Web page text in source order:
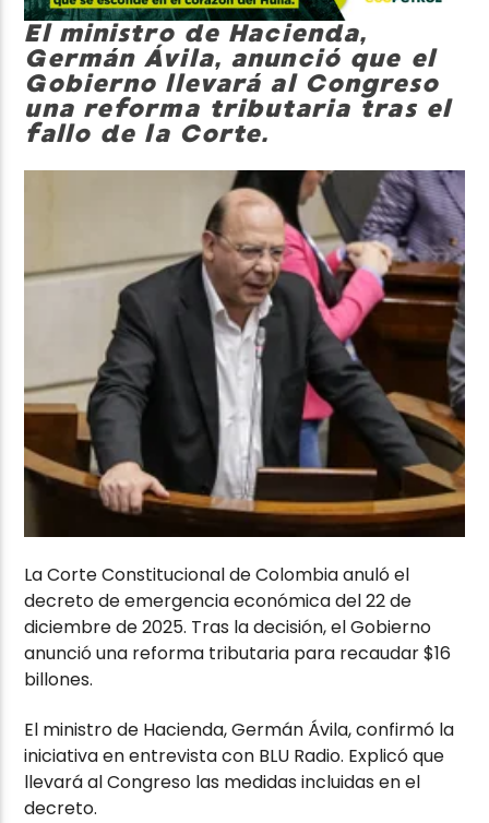
El ministro de Hacienda,
Germán Ávila, anunció que el
Gobierno llevará al Congreso
una reforma tributaria tras el
fallo de la Corte.
LaCorte Constitucional de Colombiaanuló el
decreto de emergencia económica del 22 de
diciembre de 2025. Tras la decisión, el Gobierno
anunció una reforma tributaria para recaudar $16
billones.
El ministro de Hacienda,Germán Ávila, confirmó la
iniciativa en entrevista con BLU Radio. Explicó que
llevará al Congreso las medidas incluidas en el
decreto.